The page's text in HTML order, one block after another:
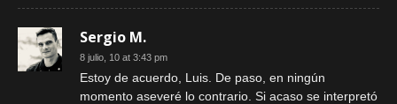
Sergio M.
8 julio, 10 at 3:43 pm
Estoy de acuerdo, Luis. De paso, en ningún
momento aseveré lo contrario. Si acaso se interpretó